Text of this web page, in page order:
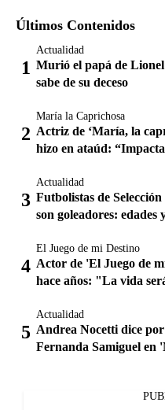
Últimos Contenidos
Actualidad
Murió el papá de Lionel
sabe de su deceso
María la Caprichosa
Actriz de ‘María, la
hizo en ataúd:
Actualidad
Futbolistas de
son goleadores: edades
El Juego de mi Destino
Actor de 'El Juego de
hace años: "La vida
Actualidad
Andrea Nocetti dice
Fernanda Samiguel en